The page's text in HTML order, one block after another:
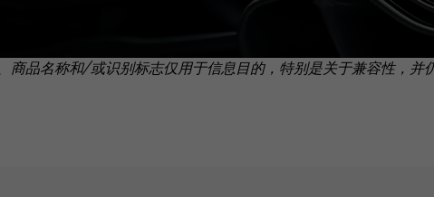
商品名称和/或识别标志仅用于信息目的，特别是关于兼容性，并